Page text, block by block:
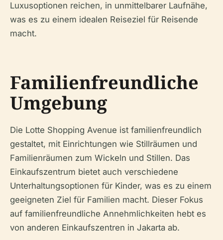
Luxusoptionen reichen, in unmittelbarer Laufnähe,
was es zu einem idealen Reiseziel für Reisende
macht.
Familienfreundliche
Umgebung
Die Lotte Shopping Avenue ist familienfreundlich
gestaltet, mit Einrichtungen wie Stillräumen und
Familienräumen zum Wickeln und Stillen. Das
Einkaufszentrum bietet auch verschiedene
Unterhaltungsoptionen für Kinder, was es zu einem
geeigneten Ziel für Familien macht. Dieser Fokus
auf familienfreundliche Annehmlichkeiten hebt es
von anderen Einkaufszentren in Jakarta ab.